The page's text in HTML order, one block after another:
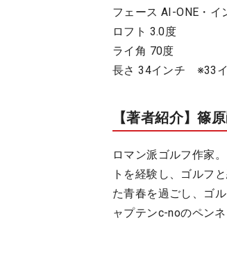
フェース AI-ONE・イ
ロフト 3.0度
ライ角 70度
長さ 34インチ ※33イ
【著者紹介】篠
ロマン派ゴルフ作家
トを経験し、ゴルフ
た青春を過ごし、ゴ
ャプテンc-noのペン